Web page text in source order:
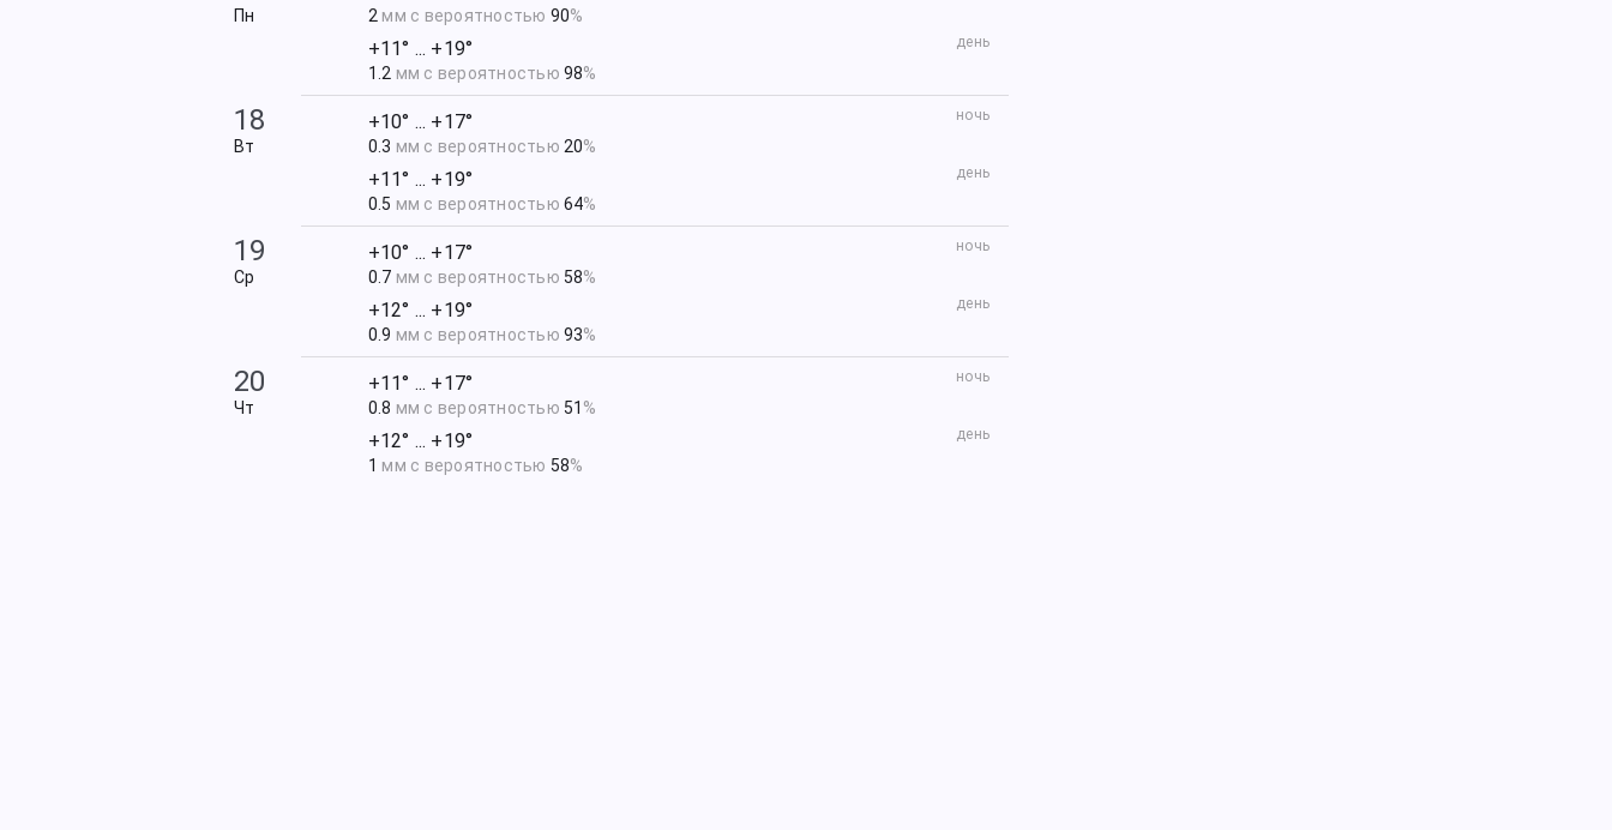
Пн 2 мм с вероятностью 90%
день
+11° ... +19°
1.2 мм с вероятностью98%
18
Вт
ночь
+10° ... +17°
0.3 мм с вероятностью 20%
день
+11° ... +19°
0.5 мм с вероятностью64%
19
Ср
ночь
+10° ... +17°
0.7 мм с вероятностью 58%
день
+12° ... +19°
0.9 мм с вероятностью93%
20
Чт
ночь
+11° ... +17°
0.8 мм с вероятностью 51 %
день
+12° ... +19°
1 мм с вероятностью 58%